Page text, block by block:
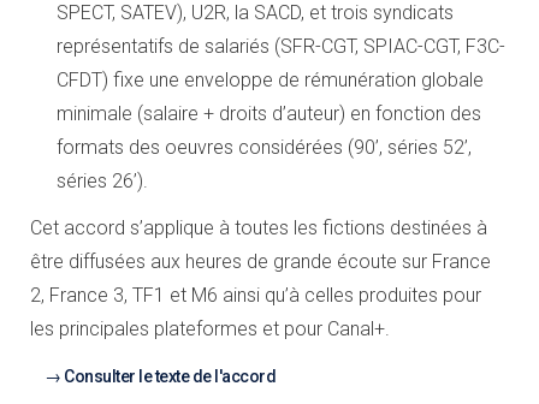
SPECT, SATEV), U2R, la SACD, et trois syndicats
représentatifs de salariés (SFR-CGT, SPIAC-CGT, F3C-
CFDT) fixe une enveloppe de rémunération globale
minimale (salaire + droits d’auteur) en fonction des
formats des oeuvres considérées (90’, séries 52’,
séries 26’).
Cet accord s’applique à toutes les fictions destinées à
être diffusées aux heures de grande écoute sur France
2, France 3, TF1 et M6 ainsi qu’à celles produites pour
les principales plateformes et pour Canal+.
Consulter le texte de l'accord